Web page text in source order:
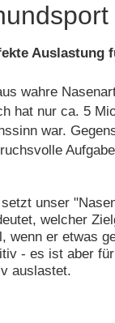
Auslastung
wahre
hat nur ca. 5
war.
unser
welcher
wenn er etwas
- es ist aber
auslastet.